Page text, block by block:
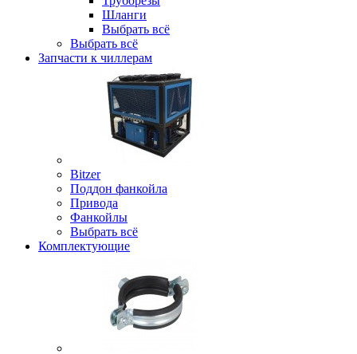
Шланги
Выбрать всё
Выбрать всё
Запчасти к чиллерам
Bitzer
Поддон фанкойла
Привода
Фанкойлы
Выбрать всё
Комплектующие